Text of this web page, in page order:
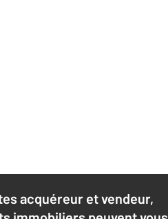
acquéreur et vendeur,